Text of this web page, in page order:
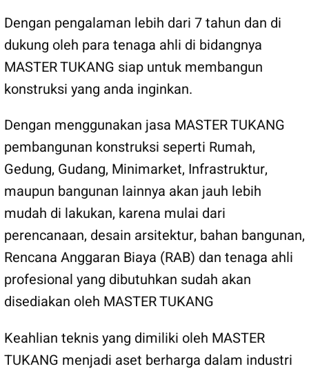
Dengan pengalaman lebih dari 7 tahun dan di
dukung oleh para tenaga ahli di bidangnya
MASTER TUKANG siap untuk membangun
konstruksi yang anda inginkan.
Dengan menggunakan jasa MASTER TUKANG
pembangunan konstruksi seperti Rumah,
Gedung, Gudang, Minimarket, Infrastruktur,
maupun bangunan lainnya akan jauh lebih
mudah di lakukan, karena mulai dari
perencanaan, desain arsitektur, bahan bangunan,
Rencana Anggaran Biaya (RAB) dan tenaga ahli
profesional yang dibutuhkan sudah akan
disediakan oleh MASTER TUKANG
Keahlian teknis yang dimiliki oleh MASTER
TUKANG menjadi aset berharga dalam industri